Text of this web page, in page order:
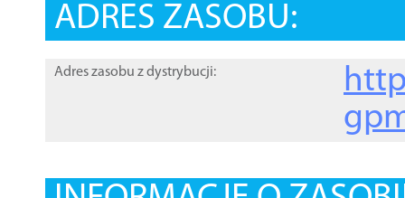
ADRES ZASOBU:
Adres zasobu z dystrybucji: